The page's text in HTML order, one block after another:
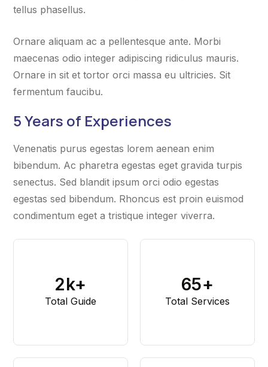
tellus phasellus.
Ornare aliquam ac a pellentesque ante. Morbi
maecenas odio integer adipiscing ridiculus mauris.
Ornare in sit et tortor orci massa eu ultricies. Sit
fermentum faucibu.
5 Years of Experiences
Venenatis purus egestas lorem aenean enim
bibendum. Ac pharetra egestas eget gravida turpis
senectus. Sed blandit ipsum orci odio egestas
egestas sed bibendum. Rhoncus est proin euismod
condimentum eget a tristique integer viverra.
2k+
Total Guide
65+
Total Services